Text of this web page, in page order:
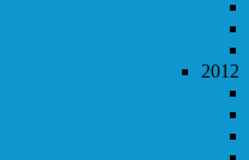
2012